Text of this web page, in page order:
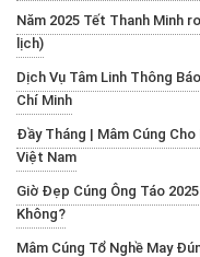
Năm 2025 Tết Thanh Minh
lịch)
Dịch Vụ Tâm Linh Thông
Chí Minh
Đầy Tháng | Mâm Cúng
Việt Nam
Giờ Đẹp Cúng Ông Táo
Không?
Mâm Cúng Tổ Nghề May